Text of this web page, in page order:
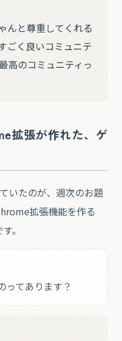
んと尊重してくれる
ごく良いコミュニテ
高のコミュニティっ
拡張が作れた、ゲ
いたのが、週次のお題
拡張機能を作る
。
ってあります？